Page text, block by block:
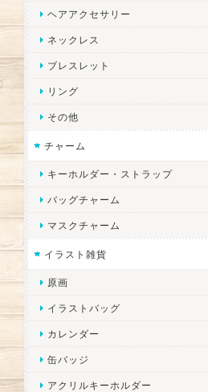
ヘアアクセサリー
ネックレス
ブレスレット
リング
その他
チャーム
キーホルダー・ストラップ
バッグチャーム
マスクチャーム
イラスト雑貨
原画
イラストバッグ
カレンダー
缶バッジ
アクリルキーホルダー